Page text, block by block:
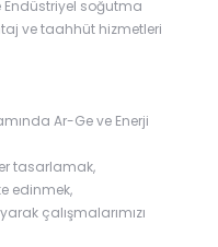
Endüstriyel soğutma
ve taahhüt hizmetleri
Ar-Ge ve Enerji
tasarlamak,
edinmek,
çalışmalarımızı